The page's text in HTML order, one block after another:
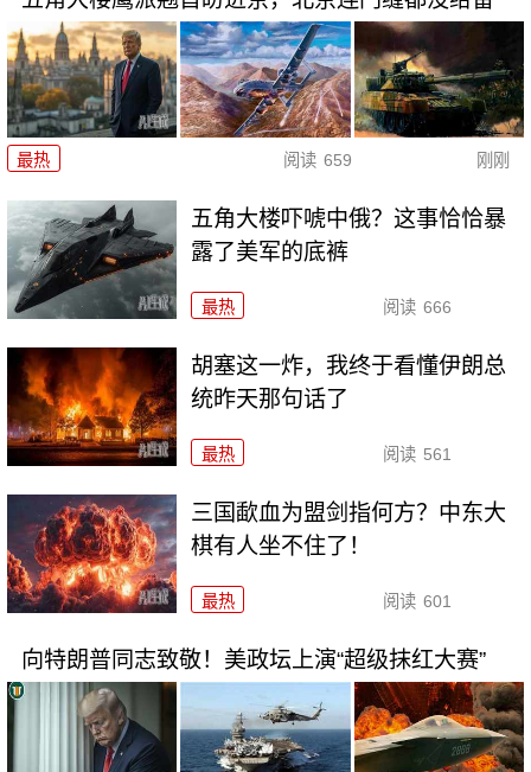
最热 阅读 659 刚刚
五角大楼吓唬中俄？这事恰恰暴
露了美军的底裤
最热 阅读 666
胡塞这一炸，我终于看懂伊朗总
统昨天那句话了
最热 阅读 561
三国歃血为盟剑指何方？中东大
棋有人坐不住了！
最热 阅读 601
向特朗普同志致敬！美政坛上演“超级抹红大赛”